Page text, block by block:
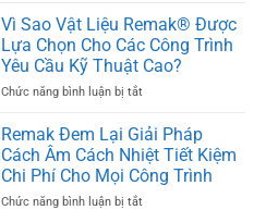
Remak®
PE-
OPP
Được
Xuất
Như
Thế
Nào?
Vì Sao Vật Liệu Remak® Được
Lựa Chọn Cho Các Công Trình
Yêu Cầu Kỹ Thuật Cao?
Chức năng bình luận bị tắtở
Sao
Vật
Liệu
Remak®
Được
Remak Đem Lại Giải Pháp
Cách Âm Cách Nhiệt Tiết Kiệm
Chi Phí Cho Mọi Công Trình
Chức năng bình luận bị tắtở